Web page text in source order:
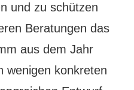
und zu schützen
Beratungen das
aus dem Jahr
wenigen konkreten